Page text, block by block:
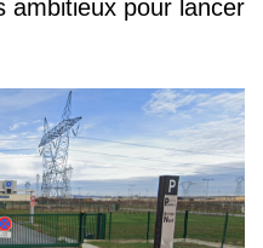
ambitieux pour lancer